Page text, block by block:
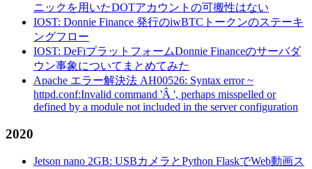
ニックを用いたDOTアカウントの可搬性はない
IOST: Donnie Finance 発行のiwBTCトークンのステーキ
ングフロー
IOST: DeFiプラットフォームDonnie Financeのサーバダ
ウン事象についてまとめてみた
Apache エラー解決法 AH00526: Syntax error ~
httpd.conf:Invalid command 'Â ', perhaps misspelled or
defined by a module not included in the server configuration
2020
Jetson nano 2GB: USBカメラとPython FlaskでWeb動画ス